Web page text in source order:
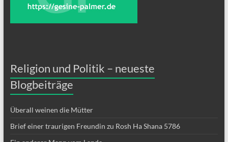
Religion und Politik – neueste
Blogbeiträge
Überall weinen die Mütter
Brief einer traurigen Freundin zu Rosh Ha Shana 5786